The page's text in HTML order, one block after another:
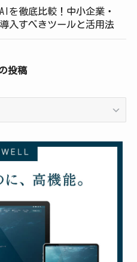
を徹底比較！中小企業・
入すべきツールと活用法
投稿